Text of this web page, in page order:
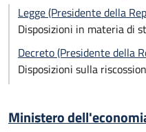
Legge (Presidente della
Disposizioni in materia di
Decreto (Presidente della
Disposizioni sulla
Ministero